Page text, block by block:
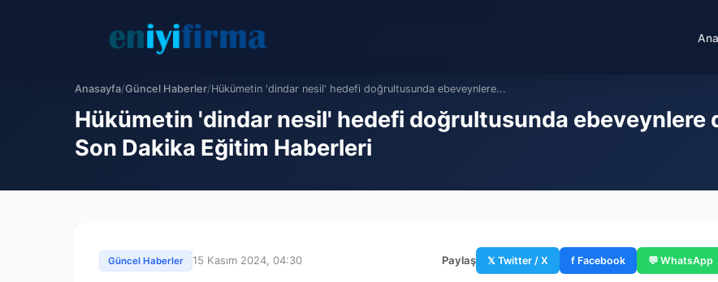
Anasayfa/Güncel Haberler/Hükümetin 'dindar nesil' hedefi doğrultusunda ebeveynlere...
Hükümetin 'dindar nesil' hedefi doğrultusunda ebeveynlere
Son Dakika Eğitim Haberleri
Güncel Haberler 15 Kasım 2024, 04:30 Paylaş 𝕏 Twitter / X f Facebook 💬 WhatsApp